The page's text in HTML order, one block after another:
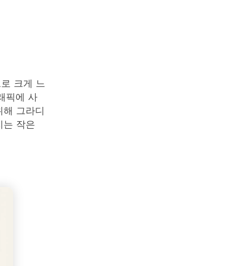
크게 느
픽에 사
그라디
는 작은